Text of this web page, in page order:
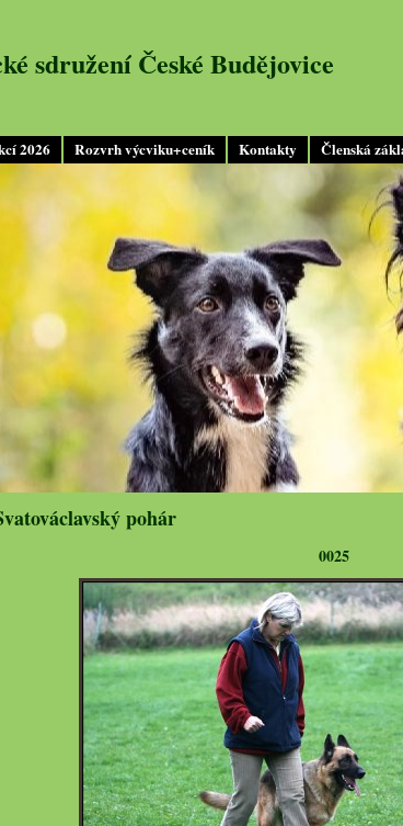
2026 Rozvrh výcviku+ceník Kontakty Členská
sdružení České Budějovice
pohár
0025